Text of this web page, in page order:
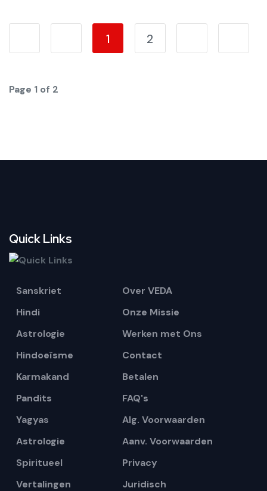
1 2
Page 1 of 2
Quick Links
Sanskriet
Hindi
Astrologie
Hindoeïsme
Karmakand
Pandits
Yagyas
Astrologie
Spiritueel
Vertalingen
Over VEDA
Onze Missie
Werken met Ons
Contact
Betalen
FAQ's
Alg. Voorwaarden
Aanv. Voorwaarden
Privacy
Juridisch